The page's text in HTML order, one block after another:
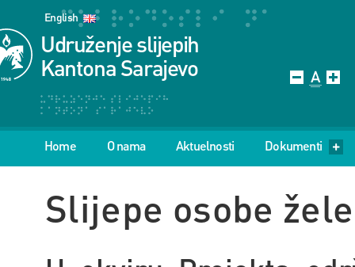
English
Udruženje slijepih
Kantona Sarajevo
Home O nama Aktuelnosti Dokumenti
Slijepe osobe